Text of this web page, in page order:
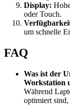
Display:
oder Touch.
um schnelle
FAQ
Was ist der
Workstation
Während
optimiert sind,